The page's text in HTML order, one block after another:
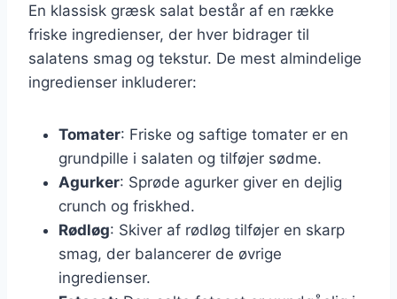
En klassisk græsk salat består af en række
friske ingredienser, der hver bidrager til
salatens smag og tekstur. De mest almindelige
ingredienser inkluderer:
Tomater: Friske og saftige tomater er en
grundpille i salaten og tilføjer sødme.
Agurker: Sprøde agurker giver en dejlig
crunch og friskhed.
Rødløg: Skiver af rødløg tilføjer en skarp
smag, der balancerer de øvrige
ingredienser.